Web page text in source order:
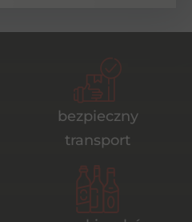
bezpieczny
transport